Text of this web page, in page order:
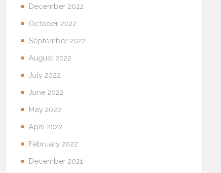
December 2022
October 2022
September 2022
August 2022
July 2022
June 2022
May 2022
April 2022
February 2022
December 2021